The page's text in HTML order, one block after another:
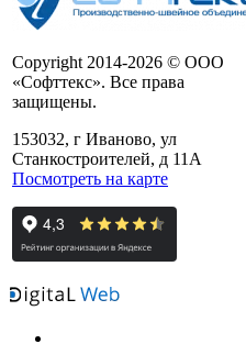
Copyright 2014-2026 © ООО
«Софттекс». Все права
защищены.
153032, г Иваново, ул
Станкостроителей, д 11А
Посмотреть на карте